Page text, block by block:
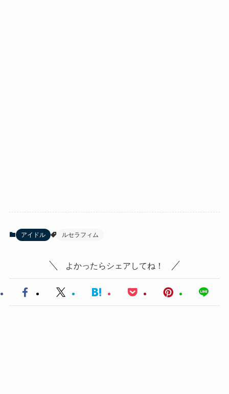
アイドル ルセラフィム
よかったらシェアしてね！